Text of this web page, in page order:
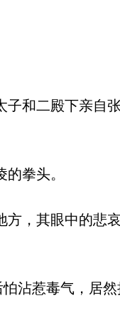
和二殿下亲自
拳头。
，其眼中的悲
沾惹毒气，居